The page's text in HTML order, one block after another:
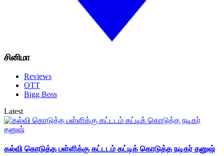
சினிமா
Reviews
OTT
Bigg Boss
Latest
கல்வி கொடுத்த பள்ளிக்கு கட்டடம் கட்டிக் கொடுத்த நடிகர் தனுஷ்